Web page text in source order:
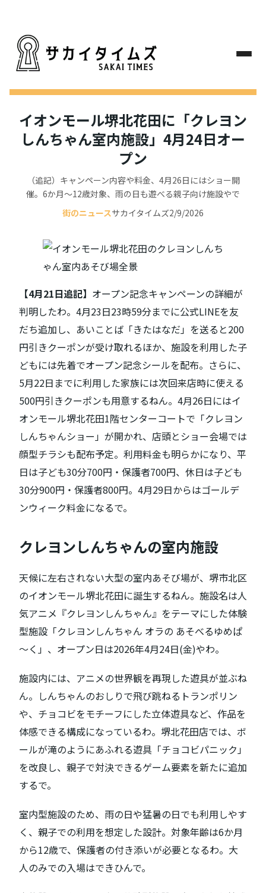
イオンモール堺北花田に「クレヨン
しんちゃん室内施設」4月24日オー
プン
（追記）キャンペーン内容や料金、4月26日にはショー開
催。6か月～12歳対象、雨の日も遊べる親子向け施設やで
街のニュースサカイタイムズ2/9/2026
【4月21日追記】 オープン記念キャンペーンの詳細が
判明したわ。4月23日23時59分までに公式LINEを友
だち追加し、あいことば「きたはなだ」を送ると200
円引きクーポンが受け取れるほか、施設を利用した子
どもには先着でオープン記念シールを配布。さらに、
5月22日までに利用した家族には次回来店時に使える
500円引きクーポンも用意するねん。4月26日にはイ
オンモール堺北花田1階センターコートで「クレヨン
しんちゃんショー」が開かれ、店頭とショー会場では
顔型チラシも配布予定。利用料金も明らかになり、平
日は子ども30分700円・保護者700円、休日は子ども
30分900円・保護者800円。4月29日からはゴールデ
ンウィーク料金になるで。
クレヨンしんちゃんの室内施設
天候に左右されない大型の室内あそび場が、堺市北区
のイオンモール堺北花田に誕生するねん。施設名は人
気アニメ『クレヨンしんちゃん』をテーマにした体験
型施設「クレヨンしんちゃん オラの あそべるゆめぱ
～く」、オープン日は2026年4月24日(金)やわ。
施設内には、アニメの世界観を再現した遊具が並ぶね
ん。しんちゃんのおしりで飛び跳ねるトランポリン
や、チョコビをモチーフにした立体遊具など、作品を
体感できる構成になっているわ。堺北花田店では、ボ
ールが滝のようにあふれる遊具「チョコビパニック」
を改良し、親子で対決できるゲーム要素を新たに追加
するで。
室内型施設のため、雨の日や猛暑の日でも利用しやす
く、親子での利用を想定した設計。対象年齢は6か月
から12歳で、保護者の付き添いが必要となるわ。大
人のみでの入場はできひんで。